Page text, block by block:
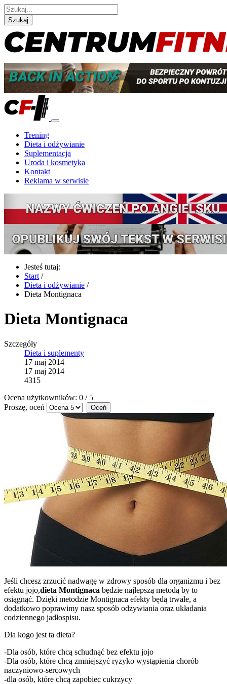
Szukaj
Trening
Dieta i odżywianie
Suplementacja
Uroda i kosmetyka
Kontakt
Reklama w serwisie
Jesteś tutaj:
Start /
Dieta i odżywianie /
Dieta Montignaca
Dieta Montignaca
Szczegóły
Dieta i suplementy
17 maj 2014
17 maj 2014
4315
Ocena użytkowników: 0 / 5
Proszę, oceń
Jeśli chcesz zrzucić nadwagę w zdrowy sposób dla organizmu i bez
efektu jojo,dieta Montignaca będzie najlepszą metodą by to
osiągnąć. Dzięki metodzie Montignaca efekty będą trwałe, a
dodatkowo poprawimy nasz sposób odżywiania oraz układania
codziennego jadłospisu.
Dla kogo jest ta dieta?
-Dla osób, które chcą schudnąć bez efektu jojo
-Dla osób, które chcą zmniejszyć ryzyko wystąpienia chorób
naczyniowo-sercowych
-dla osób, które chcą zapobiec cukrzycy